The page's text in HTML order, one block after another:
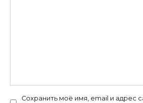
Сохранить моё имя, email и адрес